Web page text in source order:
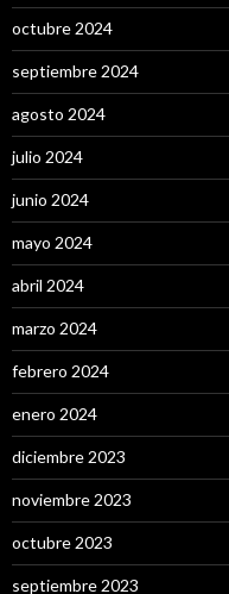
octubre 2024
septiembre 2024
agosto 2024
julio 2024
junio 2024
mayo 2024
abril 2024
marzo 2024
febrero 2024
enero 2024
diciembre 2023
noviembre 2023
octubre 2023
septiembre 2023